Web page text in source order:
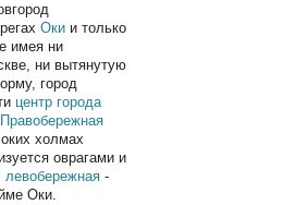
Оки и только
имея ни
ни вытянутую
город
центр города
Правобережная
холмах
оврагами и
левобережная -
Оки.